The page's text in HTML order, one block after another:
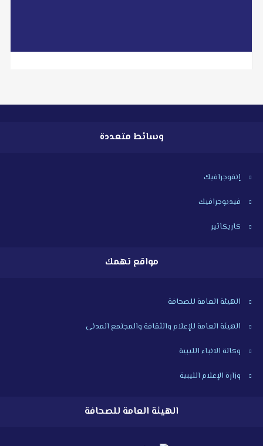
وسائط متعددة
إنفوجرافيك
فيديوجرافيك
كاريكاتير
مواقع تهمك
الهيئة العامة للصحافة
الهيئة العامة للإعلام والثقافة والمجتمع المدنى
وكالة الانباء الليبية
وزارة الإعلام الليبية
الهيئة العامة للصحافة